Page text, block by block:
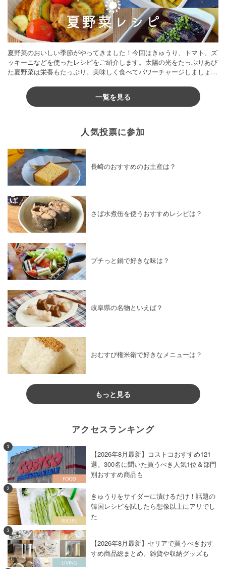
夏野菜のおいしい季節がやってきました！今回はきゅうり、トマト、ズ
ッキーニなどを使ったレシピをご紹介します。太陽の光をたっぷりあび
た夏野菜は栄養もたっぷり。美味しく食べてパワーチャージしましょう
一覧を見る
人気投票に参加
長崎のおすすめのお土産は？
さば水煮缶を使うおすすめレシピは？
プチっと鍋で好きな味は？
岐阜県の名物といえば？
おむすび権米衛で好きなメニューは？
もっと見る
アクセスランキング
1
【2026年8月最新】コストコおすすめ121
選。300名に聞いた買うべき人気1位＆部門
別おすすめ商品も
2
きゅうりをサイダーに漬けるだけ！話題の
韓国レシピを試したら想像以上にアリでし
た
3
【2026年8月最新】セリアで買うべきおす
すめ商品総まとめ。雑貨や収納グッズも